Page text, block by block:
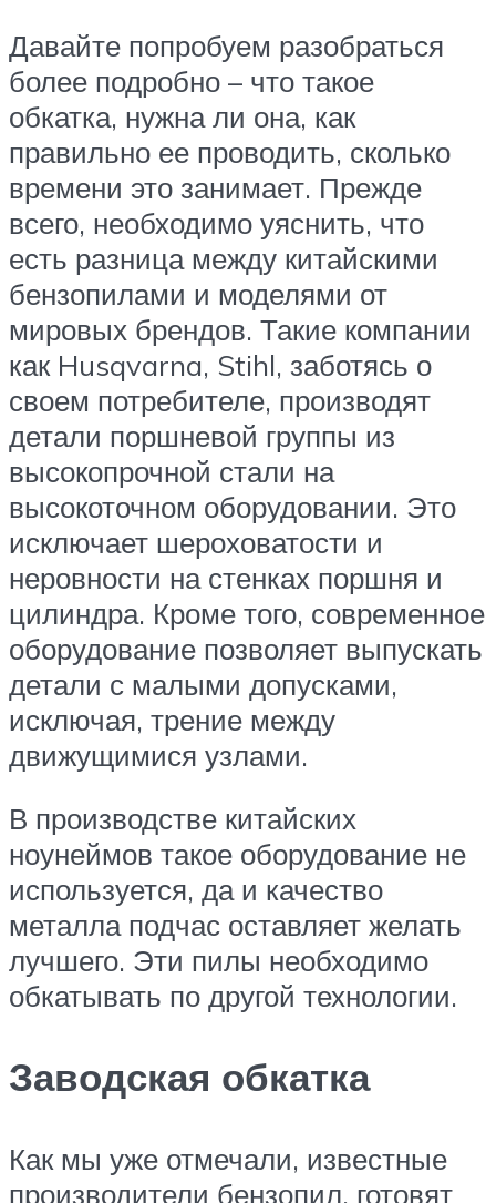
Давайте попробуем разобраться
более подробно – что такое
обкатка, нужна ли она, как
правильно ее проводить, сколько
времени это занимает. Прежде
всего, необходимо уяснить, что
есть разница между китайскими
бензопилами и моделями от
мировых брендов. Такие компании
как Husqvarna, Stihl, заботясь о
своем потребителе, производят
детали поршневой группы из
высокопрочной стали на
высокоточном оборудовании. Это
исключает шероховатости и
неровности на стенках поршня и
цилиндра. Кроме того, современное
оборудование позволяет выпускать
детали с малыми допусками,
исключая, трение между
движущимися узлами.
В производстве китайских
ноунеймов такое оборудование не
используется, да и качество
металла подчас оставляет желать
лучшего. Эти пилы необходимо
обкатывать по другой технологии.
Заводская обкатка
Как мы уже отмечали, известные
производители бензопил, готовят